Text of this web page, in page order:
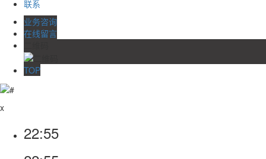
联系
业务咨询
在线留言
TOP
x
22:55